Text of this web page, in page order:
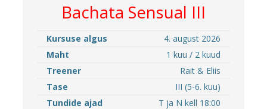
Bachata Sensual III
Kursuse algus
4. august 2026
Maht
1 kuu / 2 kuud
Treener
Rait & Eliis
Tase
III (5-6. kuu)
Tundide ajad
T ja N kell 18:00